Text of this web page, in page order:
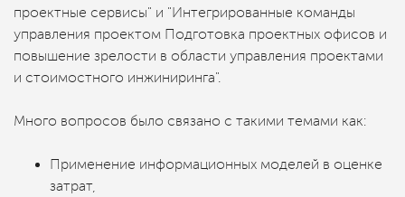
проектные сервисы" и "Интегрированные команды
управления проектом Подготовка проектных офисов и
повышение зрелости в области управления проектами
и стоимостного инжиниринга".
Много вопросов было связано с такими темами как:
Применение информационных моделей в оценке
затрат,